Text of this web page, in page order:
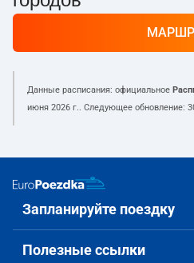
Данные расписания: официальное
июня 2026 г.. Следующее обновление:
Запланируйте поездку
Полезные ссылки